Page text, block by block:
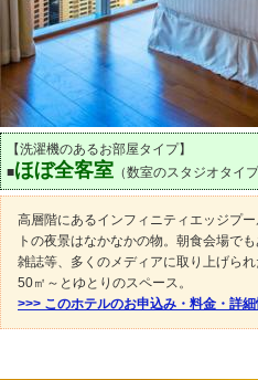
【洗濯機のあるお部屋タイプ】
■ほぼ全客室 （数室のスタジオタイプ
高層階にあるインフィニティエッジプ
トの夜景はなかなかの物。朝食会場で
雑誌等、多くのメディアに取り上げら
50㎡～とゆとりのスペース。
>>> このホテルのお申込み・料金・詳